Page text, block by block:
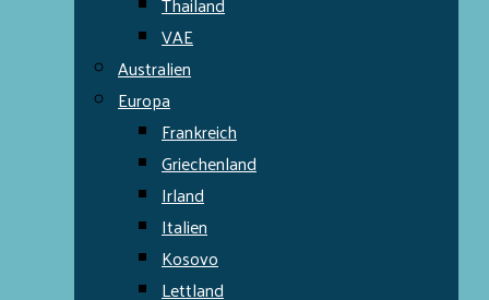
VAE
Australien
Europa
Frankreich
Griechenland
Irland
Italien
Kosovo
Lettland